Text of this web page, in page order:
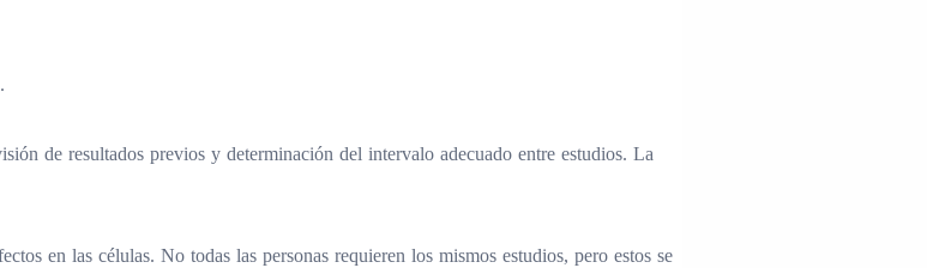
de resultados previos y determinación del intervalo adecuado entre estudios. La
en las células. No todas las personas requieren los mismos estudios, pero estos se